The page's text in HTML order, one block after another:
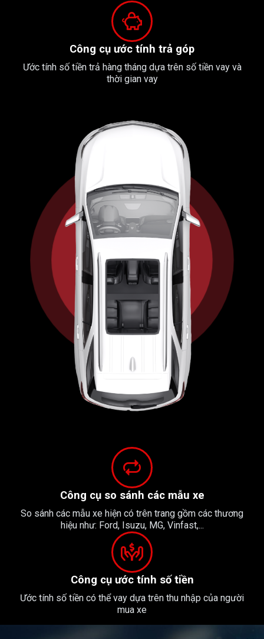
Công cụ ước tính trả góp
Ước tính số tiền trả hàng tháng dựa trên số tiền vay và
thời gian vay
Công cụ so sánh các mẫu xe
So sánh các mẫu xe hiện có trên trang gồm các thương
hiệu như: Ford, Isuzu, MG, Vinfast,...
Công cụ ước tính số tiền
Ước tính số tiền có thể vay dựa trên thu nhập của người
mua xe